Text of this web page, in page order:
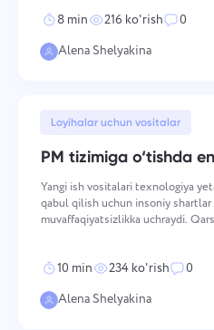
ไท
8 min 216 ko'rish
0
Alena Shelyakina
Loyihalar uchun vositalar
PM tizimiga o‘tishda
Yangi ish vositalari texnologiya
qabul qilish uchun insoniy
muvaffaqiyatsizlikka uchraydi.
10 min 234 ko'rish
0
Alena Shelyakina
Loyihani boshqarish
Kompaniya yarating,
jamoa ishini optimallashtirish